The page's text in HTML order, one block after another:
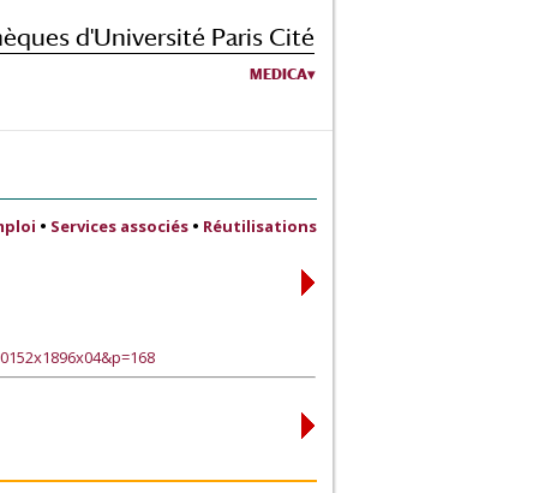
d'Université Paris Cité
MEDICA
• Services associés • Réutilisations